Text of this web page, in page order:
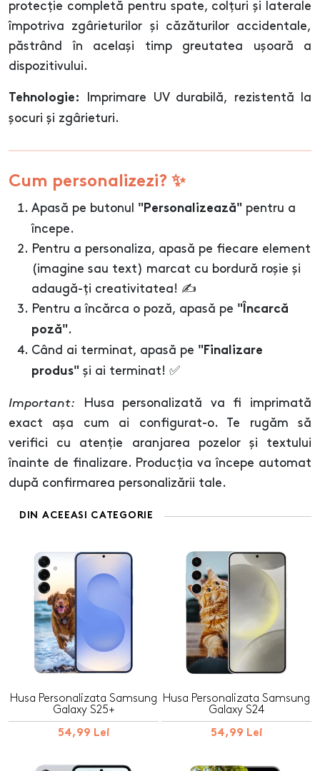
protecție completă pentru spate, colțuri și laterale
împotriva zgârieturilor și căzăturilor accidentale,
păstrând în același timp greutatea ușoară a
dispozitivului.
Tehnologie:
Imprimare UV durabilă, rezistentă la
șocuri și zgârieturi.
Cum personalizezi? ✨
Apasă pe butonul "Personalizează" pentru a
începe.
Pentru a personaliza, apasă pe fiecare element
(imagine sau text) marcat cu bordură roșie și
adaugă-ți creativitatea! ✍️
Pentru a încărca o poză, apasă pe "Încarcă
poză".
Când ai terminat, apasă pe "Finalizare
produs" și ai terminat! ✅
Important: Husa personalizată va fi imprimată
exact așa cum ai configurat-o. Te rugăm să
verifici cu atenție aranjarea pozelor și textului
înainte de finalizare. Producția va începe automat
după confirmarea personalizării tale.
DIN ACEEASI CATEGORIE
Husa Personalizata Samsung
Galaxy S25+
54,99 Lei
Husa Personalizata Samsung
Galaxy S24
54,99 Lei